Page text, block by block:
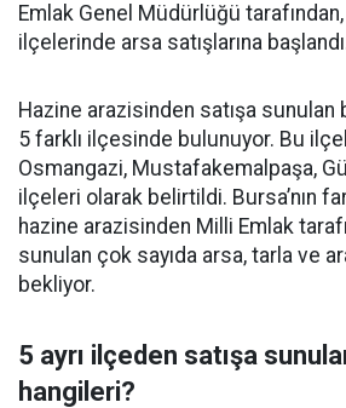
Emlak Genel Müdürlüğü tarafından,
ilçelerinde arsa satışlarına
Hazine arazisinden satışa sunulan
5 farklı ilçesinde bulunuyor. Bu
Osmangazi, Mustafakemalpaşa,
ilçeleri olarak belirtildi. Bursa’nın
hazine arazisinden Milli Emlak
sunulan çok sayıda arsa, tarla ve
bekliyor.
5 ayrı ilçeden satışa
hangileri?